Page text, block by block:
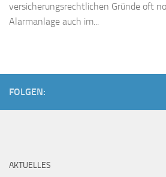
versicherungsrechtlichen Gründe oft
Alarmanlage auch im...
FOLGEN:
AKTUELLES